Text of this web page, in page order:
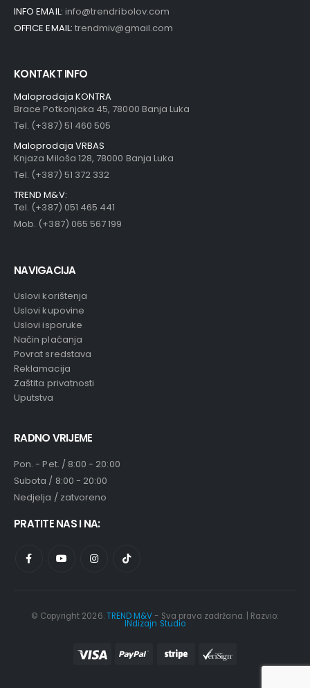
INFO EMAIL: info@trendribolov.com
OFFICE EMAIL: trendmiv@gmail.com
KONTAKT INFO
Maloprodaja KONTRA
Brace Potkonjaka 45, 78000 Banja Luka
Tel. (+387) 51 460 505
Maloprodaja VRBAS
Knjaza Miloša 128, 78000 Banja Luka
Tel. (+387) 51 372 332
TREND M&V:
Tel. (+387) 051 465 441
Mob. (+387) 065 567 199
NAVIGACIJA
Uslovi korištenja
Uslovi kupovine
Uslovi isporuke
Način plaćanja
Povrat sredstava
Reklamacija
Zaštita privatnosti
Uputstva
RADNO VRIJEME
Pon. - Pet. / 8:00 - 20:00
Subota / 8:00 - 20:00
Nedjelja / zatvoreno
PRATITE NAS I NA:
© Copyright 2026.TREND M&V- Sva prava zadržana. | Razvio:
INdizajn Studio